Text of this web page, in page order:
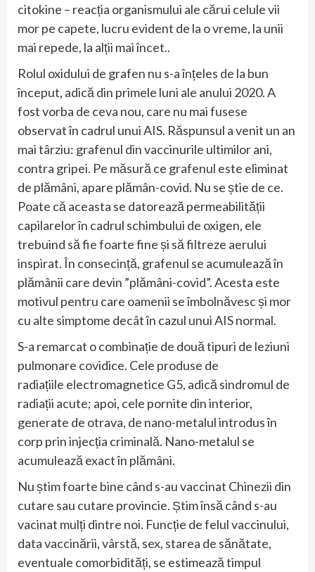
citokine – reacția organismului ale cărui celule vii
mor pe capete, lucru evident de la o vreme, la unii
mai repede, la alții mai încet..
Rolul oxidului de grafen nu s-a înțeles de la bun
început, adică din primele luni ale anului 2020. A
fost vorba de ceva nou, care nu mai fusese
observat în cadrul unui AIS. Răspunsul a venit un an
mai târziu: grafenul din vaccinurile ultimilor ani,
contra gripei. Pe măsură ce grafenul este eliminat
de plămâni, apare plămân-covid. Nu se știe de ce.
Poate că aceasta se datorează permeabilității
capilarelor în cadrul schimbului de oxigen, ele
trebuind să fie foarte fine și să filtreze aerului
inspirat. În consecință, grafenul se acumulează în
plămânii care devin ”plămâni-covid”. Acesta este
motivul pentru care oamenii se îmbolnăvesc și mor
cu alte simptome decât în cazul unui AIS normal.
S-a remarcat o combinație de două tipuri de leziuni
pulmonare covidice. Cele produse de
radiațiile electromagnetice G5, adică sindromul de
radiații acute; apoi, cele pornite din interior,
generate de otrava, de nano-metalul introdus în
corp prin injecția criminală. Nano-metalul se
acumulează exact în plămâni.
Nu știm foarte bine când s-au vaccinat Chinezii din
cutare sau cutare provincie. Știm însă când s-au
vacinat mulți dintre noi. Funcție de felul vaccinului,
data vaccinării, vârstă, sex, starea de sănătate,
eventuale comorbidități, se estimează timpul